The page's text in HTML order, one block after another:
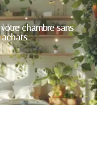
chambre sans
achats